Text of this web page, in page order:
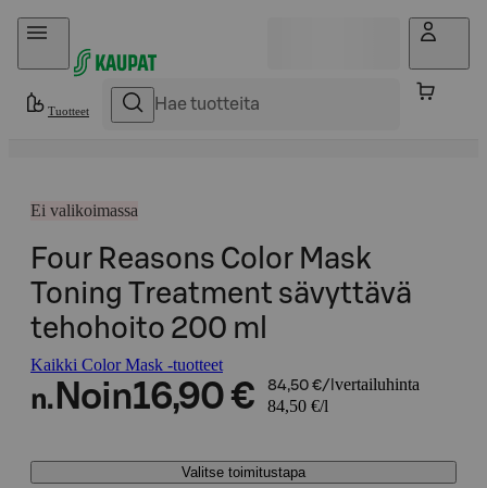
Hyppää sisältöön
Tuotteet
Ei valikoimassa
Four Reasons Color Mask
Toning Treatment sävyttävä
tehohoito 200 ml
Kaikki Color Mask -tuotteet
n. Noin16,90 € 84,50 €/l vertailuhinta
84,50 €/l
Valitse toimitustapa